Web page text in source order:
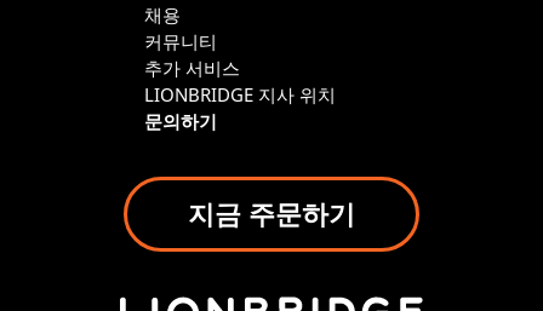
채용
커뮤니티
추가 서비스
LIONBRIDGE 지사 위치
문의하기
지금 주문하기